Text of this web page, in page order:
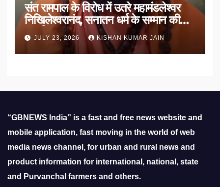
संत रामपाल के विरोध में उतरे महामंडलेश्वर
निखिलेश्वरानंद, सनातन धर्म के सम्मान की
उठाई मांग
JULY 23, 2026 KISHAN KUMAR JAIN
“GBNEWS India” is a fast and free news website and
mobile application, fast moving in the world of web
media news channel, for urban and rural news and
product information for international, national, state
and Purvanchal farmers and others.